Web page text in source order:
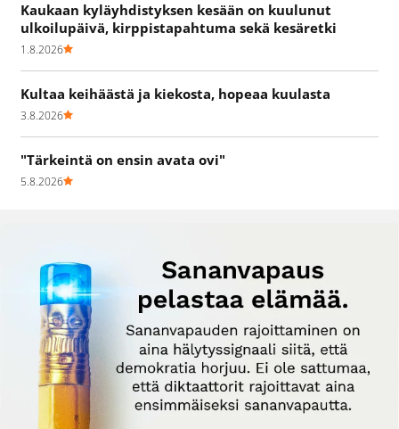
Kaukaan kyläyhdistyksen kesään on kuulunut
ulkoilupäivä, kirppistapahtuma sekä kesäretki
1.8.2026
Kultaa keihäästä ja kiekosta, hopeaa kuulasta
3.8.2026
"Tärkeintä on ensin avata ovi"
5.8.2026